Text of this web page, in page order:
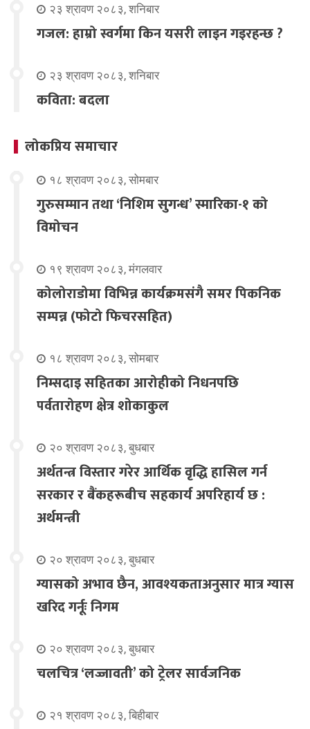
२३ श्रावण २०८३, शनिबार
गजल: हाम्रो स्वर्गमा किन यसरी लाइन गइरहन्छ ?
२३ श्रावण २०८३, शनिबार
कविता: बदला
लोकप्रिय समाचार
१८ श्रावण २०८३, सोमबार
गुरुसम्मान तथा ‘निशिम सुगन्ध’ स्मारिका-१ को
विमोचन
१९ श्रावण २०८३, मंगलवार
कोलोराडोमा विभिन्न कार्यक्रमसंगै समर पिकनिक
सम्पन्न (फोटो फिचरसहित)
१८ श्रावण २०८३, सोमबार
निम्सदाइ सहितका आरोहीको निधनपछि
पर्वतारोहण क्षेत्र शोकाकुल
२० श्रावण २०८३, बुधबार
अर्थतन्त्र विस्तार गरेर आर्थिक वृद्धि हासिल गर्न
सरकार र बैंकहरूबीच सहकार्य अपरिहार्य छ :
अर्थमन्त्री
२० श्रावण २०८३, बुधबार
ग्यासको अभाव छैन, आवश्यकताअनुसार मात्र ग्यास
खरिद गर्नूः निगम
२० श्रावण २०८३, बुधबार
चलचित्र ‘लज्जावती’ को ट्रेलर सार्वजनिक
२१ श्रावण २०८३, बिहीबार